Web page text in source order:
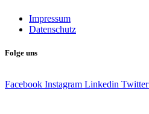
Impressum
Datenschutz
Folge uns
Facebook Instagram Linkedin Twitter